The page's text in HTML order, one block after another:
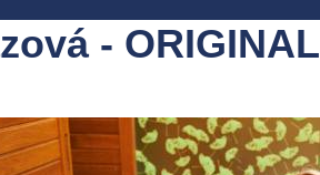
- ORIGINAL